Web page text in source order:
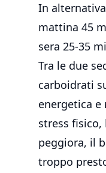
In
mattina 45
sera 25-35
Tra le due
carboidrati
energetica
stress
peggiora, il
troppo